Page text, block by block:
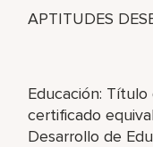
APTITUDES
Educación:
certificado
Desarrollo de